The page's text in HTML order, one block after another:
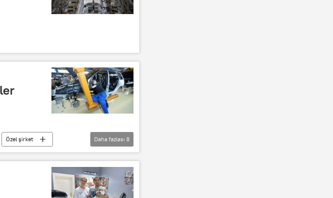
Özel şirket
elektrikli bisiklet
Daha fazlası 8